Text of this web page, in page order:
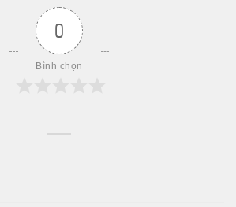
0
Bình chọn